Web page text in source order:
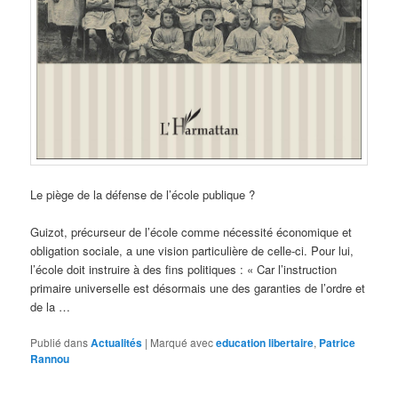
Le piège de la défense de l’école publique ?
Guizot, précurseur de l’école comme nécessité économique et
obligation sociale, a une vision particulière de celle-ci. Pour lui,
l’école doit instruire à des fins politiques : « Car l’instruction
primaire universelle est désormais une des garanties de l’ordre et
de la …
Publié dansActualités | Marqué aveceducation libertaire, Patrice
Rannou